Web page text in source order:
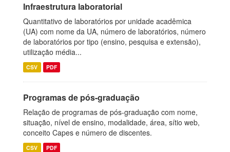
Infraestrutura laboratorial
Quantitativo de laboratórios por unidade acadêmica
(UA) com nome da UA, número de laboratórios, número
de laboratórios por tipo (ensino, pesquisa e extensão),
utilização média...
CSV PDF
Programas de pós-graduação
Relação de programas de pós-graduação com nome,
situação, nível de ensino, modalidade, área, sítio web,
conceito Capes e número de discentes.
CSV PDF